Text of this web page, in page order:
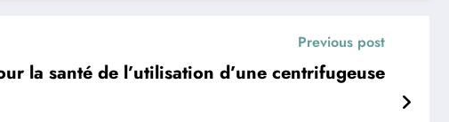
Previous post
la santé de l’utilisation d’une centrifugeuse